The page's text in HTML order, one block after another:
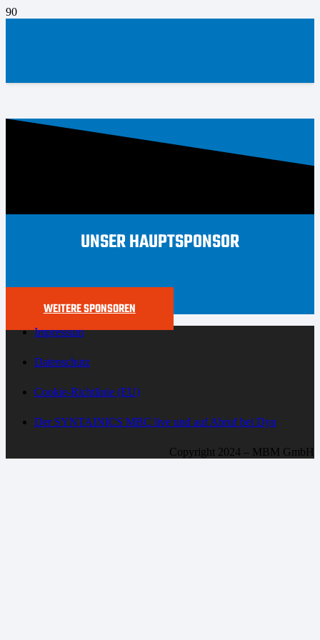
UNSER HAUPTSPONSOR
WEITERE SPONSOREN
Impressum
Datenschutz
Cookie-Richtlinie (EU)
Der SYNTAINICS MBC live und auf Abruf bei Dyn
Copyright 2024 – MBM GmbH